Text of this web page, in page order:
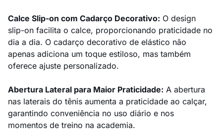
Calce Slip-on com Cadarço Decorativo: O design
slip-on facilita o calce, proporcionando praticidade no
dia a dia. O cadarço decorativo de elástico não
apenas adiciona um toque estiloso, mas também
oferece ajuste personalizado.
Abertura Lateral para Maior Praticidade: A abertura
nas laterais do tênis aumenta a praticidade ao calçar,
garantindo conveniência no uso diário e nos
momentos de treino na academia.